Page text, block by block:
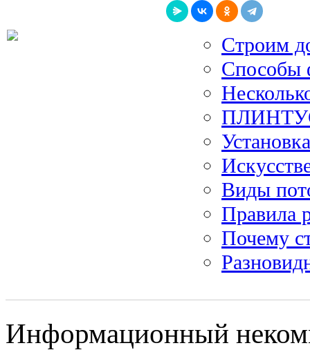
Строим
Способы
Виды
Правила
Почему
Информационный